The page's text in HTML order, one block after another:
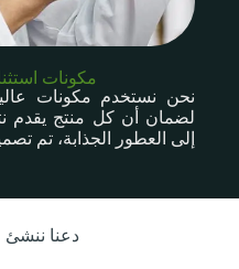
مكونات
نحن نستخدم مكونات
لضمان أن كل منتج يقدم
إلى العطور الجذابة، تم
دعنا ننشئ